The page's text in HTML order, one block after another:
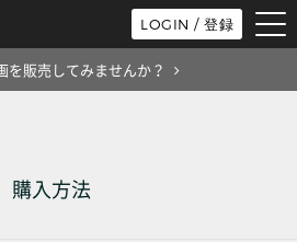
LOGIN / 登録
を販売してみませんか？
購入方法